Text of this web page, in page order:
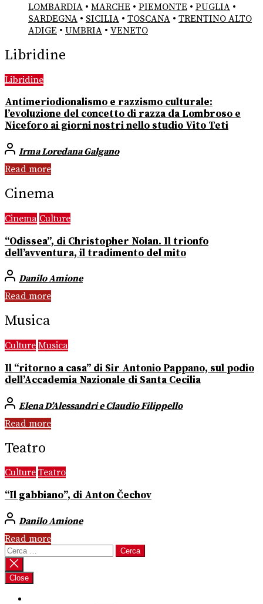
LOMBARDIA • MARCHE • PIEMONTE • PUGLIA •
SARDEGNA • SICILIA • TOSCANA • TRENTINO ALTO
ADIGE • UMBRIA • VENETO
Libridine
Libridine
Antimeriodionalismo e razzismo culturale:
l’evoluzione del concetto di razza da Lombroso e
Niceforo ai giorni nostri nello studio Vito Teti
Irma Loredana Galgano
Read more
Cinema
Cinema Culture
“Odissea”, di Christopher Nolan. Il trionfo
dell’avventura, il tradimento del mito
Danilo Amione
Read more
Musica
Culture Musica
Il “ritorno a casa” di Sir Antonio Pappano, sul podio
dell’Accademia Nazionale di Santa Cecilia
Elena D’Alessandri e Claudio Filippello
Read more
Teatro
Culture Teatro
“Il gabbiano”, di Anton Čechov
Danilo Amione
Read more
Ricerca
per:
Close